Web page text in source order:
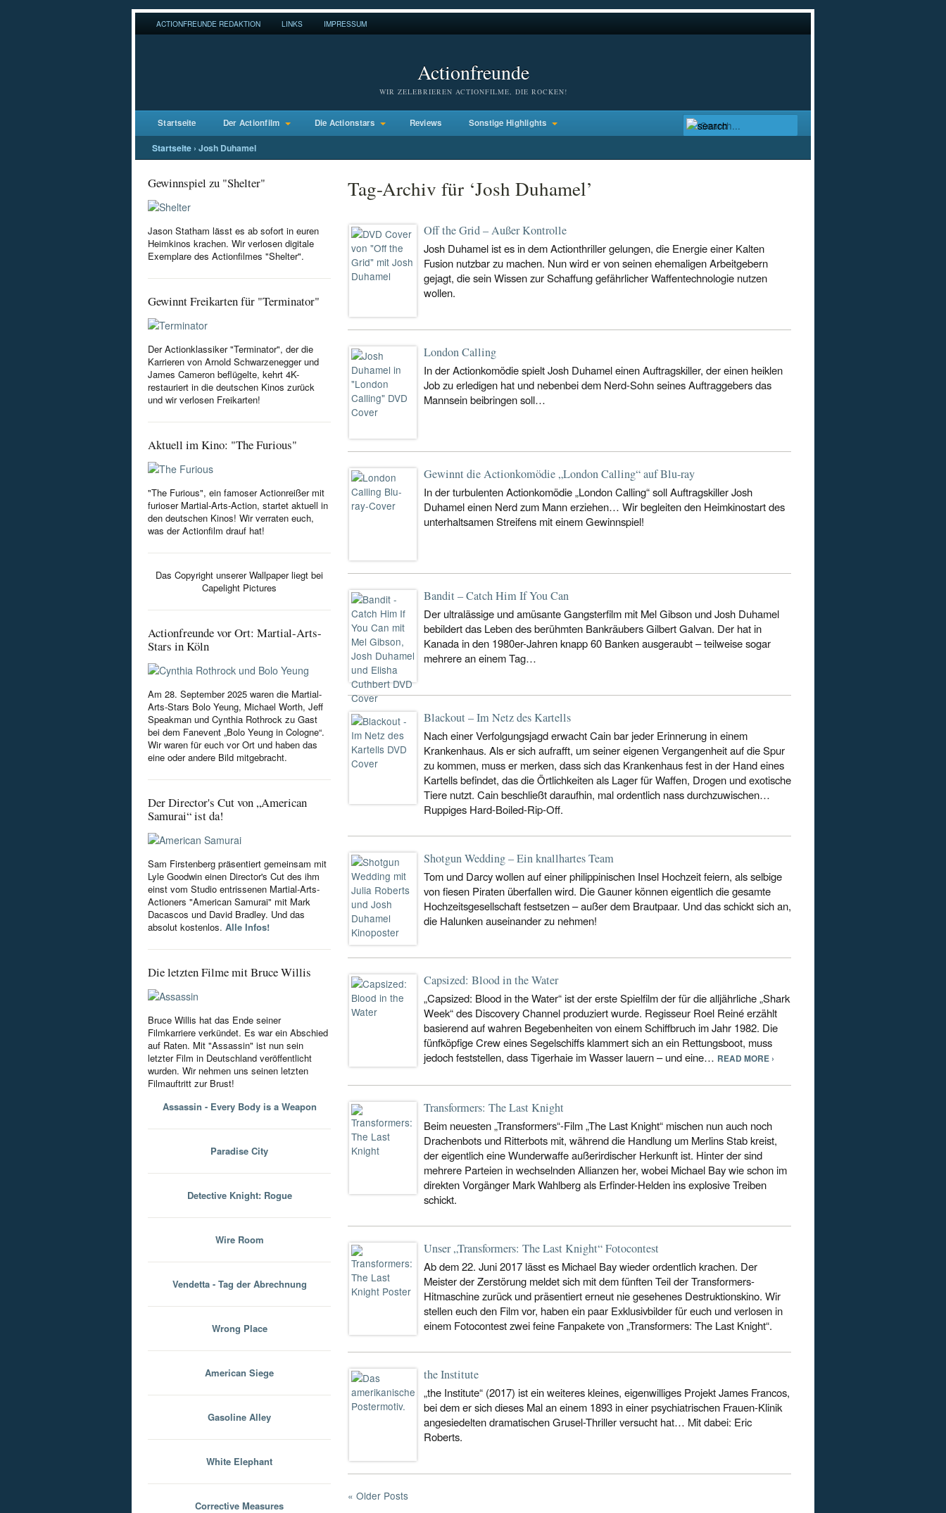
ACTIONFREUNDE REDAKTION LINKS IMPRESSUM
Actionfreunde
WIR ZELEBRIEREN ACTIONFILME, DIE ROCKEN!
Startseite Der Actionfilm Die Actionstars Reviews Sonstige Highlights
Startseite › Josh Duhamel
Gewinnspiel zu "Shelter"
Jason Statham lässt es ab sofort in euren
Heimkinos krachen. Wir verlosen digitale
Exemplare des Actionfilmes "Shelter".
Gewinnt Freikarten für "Terminator"
Der Actionklassiker "Terminator", der die
Karrieren von Arnold Schwarzenegger und
James Cameron beflügelte, kehrt 4K-
restauriert in die deutschen Kinos zurück
und wir verlosen Freikarten!
Aktuell im Kino: "The Furious"
"The Furious", ein famoser Actionreißer mit
furioser Martial-Arts-Action, startet aktuell in
den deutschen Kinos! Wir verraten euch,
was der Actionfilm drauf hat!
Das Copyright unserer Wallpaper liegt bei
Capelight Pictures
Actionfreunde vor Ort: Martial-Arts-
Stars in Köln
Am 28. September 2025 waren die Martial-
Arts-Stars Bolo Yeung, Michael Worth, Jeff
Speakman und Cynthia Rothrock zu Gast
bei dem Fanevent „Bolo Yeung in Cologne“.
Wir waren für euch vor Ort und haben das
eine oder andere Bild mitgebracht.
Der Director's Cut von „American
Samurai“ ist da!
Sam Firstenberg präsentiert gemeinsam mit
Lyle Goodwin einen Director's Cut des ihm
einst vom Studio entrissenen Martial-Arts-
Actioners "American Samurai" mit Mark
Dacascos und David Bradley. Und das
absolut kostenlos. Alle Infos!
Die letzten Filme mit Bruce Willis
Bruce Willis hat das Ende seiner
Filmkarriere verkündet. Es war ein Abschied
auf Raten. Mit "Assassin" ist nun sein
letzter Film in Deutschland veröffentlicht
wurden. Wir nehmen uns seinen letzten
Filmauftritt zur Brust!
Assassin - Every Body is a Weapon
Paradise City
Detective Knight: Rogue
Wire Room
Vendetta - Tag der Abrechnung
Wrong Place
American Siege
Gasoline Alley
White Elephant
Corrective Measures
Tag-Archiv für ‘Josh Duhamel’
Off the Grid – Außer Kontrolle
Josh Duhamel ist es in dem Actionthriller gelungen, die Energie einer Kalten
Fusion nutzbar zu machen. Nun wird er von seinen ehemaligen Arbeitgebern
gejagt, die sein Wissen zur Schaffung gefährlicher Waffentechnologie nutzen
wollen.
London Calling
In der Actionkomödie spielt Josh Duhamel einen Auftragskiller, der einen heiklen
Job zu erledigen hat und nebenbei dem Nerd-Sohn seines Auftraggebers das
Mannsein beibringen soll…
Gewinnt die Actionkomödie „London Calling“ auf Blu-ray
In der turbulenten Actionkomödie „London Calling“ soll Auftragskiller Josh
Duhamel einen Nerd zum Mann erziehen… Wir begleiten den Heimkinostart des
unterhaltsamen Streifens mit einem Gewinnspiel!
Bandit – Catch Him If You Can
Der ultralässige und amüsante Gangsterfilm mit Mel Gibson und Josh Duhamel
bebildert das Leben des berühmten Bankräubers Gilbert Galvan. Der hat in
Kanada in den 1980er-Jahren knapp 60 Banken ausgeraubt – teilweise sogar
mehrere an einem Tag…
Blackout – Im Netz des Kartells
Nach einer Verfolgungsjagd erwacht Cain bar jeder Erinnerung in einem
Krankenhaus. Als er sich aufrafft, um seiner eigenen Vergangenheit auf die Spur
zu kommen, muss er merken, dass sich das Krankenhaus fest in der Hand eines
Kartells befindet, das die Örtlichkeiten als Lager für Waffen, Drogen und exotische
Tiere nutzt. Cain beschließt daraufhin, mal ordentlich nass durchzuwischen…
Ruppiges Hard-Boiled-Rip-Off.
Shotgun Wedding – Ein knallhartes Team
Tom und Darcy wollen auf einer philippinischen Insel Hochzeit feiern, als selbige
von fiesen Piraten überfallen wird. Die Gauner können eigentlich die gesamte
Hochzeitsgesellschaft festsetzen – außer dem Brautpaar. Und das schickt sich an,
die Halunken auseinander zu nehmen!
Capsized: Blood in the Water
„Capsized: Blood in the Water“ ist der erste Spielfilm der für die alljährliche „Shark
Week“ des Discovery Channel produziert wurde. Regisseur Roel Reiné erzählt
basierend auf wahren Begebenheiten von einem Schiffbruch im Jahr 1982. Die
fünfköpfige Crew eines Segelschiffs klammert sich an ein Rettungsboot, muss
jedoch feststellen, dass Tigerhaie im Wasser lauern – und eine… READ MORE ›
Transformers: The Last Knight
Beim neuesten „Transformers“-Film „The Last Knight“ mischen nun auch noch
Drachenbots und Ritterbots mit, während die Handlung um Merlins Stab kreist,
der eigentlich eine Wunderwaffe außerirdischer Herkunft ist. Hinter der sind
mehrere Parteien in wechselnden Allianzen her, wobei Michael Bay wie schon im
direkten Vorgänger Mark Wahlberg als Erfinder-Helden ins explosive Treiben
schickt.
Unser „Transformers: The Last Knight“ Fotocontest
Ab dem 22. Juni 2017 lässt es Michael Bay wieder ordentlich krachen. Der
Meister der Zerstörung meldet sich mit dem fünften Teil der Transformers-
Hitmaschine zurück und präsentiert erneut nie gesehenes Destruktionskino. Wir
stellen euch den Film vor, haben ein paar Exklusivbilder für euch und verlosen in
einem Fotocontest zwei feine Fanpakete von „Transformers: The Last Knight“.
the Institute
„the Institute“ (2017) ist ein weiteres kleines, eigenwilliges Projekt James Francos,
bei dem er sich dieses Mal an einem 1893 in einer psychiatrischen Frauen-Klinik
angesiedelten dramatischen Grusel-Thriller versucht hat… Mit dabei: Eric
Roberts.
« Older Posts